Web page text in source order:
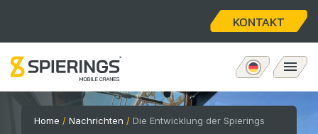
KONTAKT
Mobiler Turmdrehkran
Home / Nachrichten / Die Entwicklung der Spierings